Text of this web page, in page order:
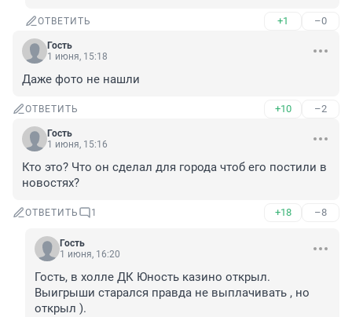
ОТВЕТИТЬ +1 –0
Гость
1 июня, 15:18
Даже фото не нашли
ОТВЕТИТЬ +10 –2
Гость
1 июня, 15:16
Кто это? Что он сделал для города чтоб его постили в
новостях?
ОТВЕТИТЬ 1 +18 –8
Гость
1 июня, 16:20
Гость, в холле ДК Юность казино открыл.
Выигрыши старался правда не выплачивать , но
открыл ).